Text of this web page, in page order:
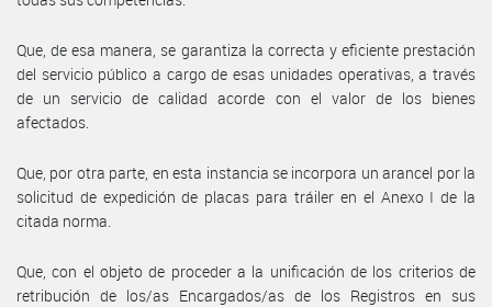
Que, de esa manera, se garantiza la correcta y eficiente prestación
del servicio público a cargo de esas unidades operativas, a través
de un servicio de calidad acorde con el valor de los bienes
afectados.
Que, por otra parte, en esta instancia se incorpora un arancel por la
solicitud de expedición de placas para tráiler en el Anexo I de la
citada norma.
Que, con el objeto de proceder a la unificación de los criterios de
retribución de los/as Encargados/as de los Registros en sus